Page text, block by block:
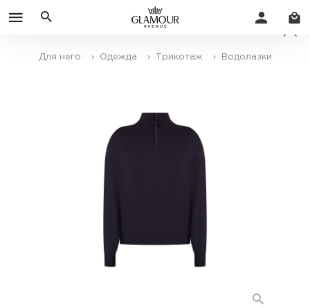
Для него › Одежда › Трикотаж › Водолазки